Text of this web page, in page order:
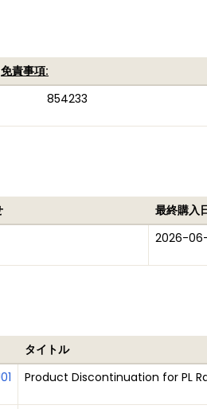
免責事項:
854233
最終購入
2026-
タイトル
Product Discontinuation for PL